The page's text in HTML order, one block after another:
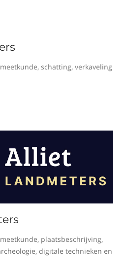
schatting, verkaveling
plaatsbeschrijving,
digitale technieken en